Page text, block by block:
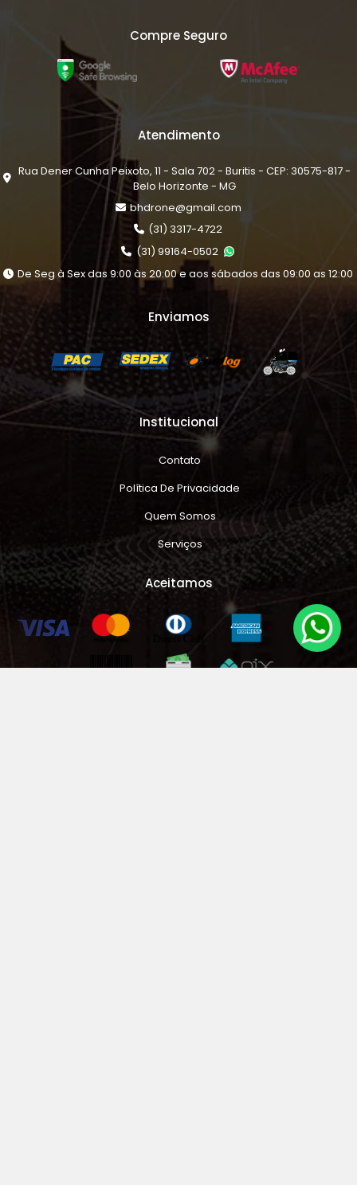
Compre Seguro
Atendimento
Rua Dener Cunha Peixoto, 11 - Sala 702 - Buritis - CEP: 30575-817 -
Belo Horizonte - MG
bhdrone@gmail.com
(31) 3317-4722
(31) 99164-0502
De Seg à Sex das 9:00 às 20:00 e aos sábados das 09:00 as 12:00
Enviamos
Institucional
Contato
Política De Privacidade
Quem Somos
Serviços
Aceitamos